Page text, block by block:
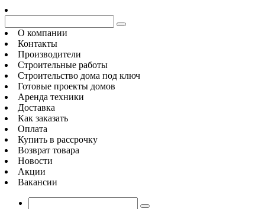
О компании
Контакты
Производители
Строительные работы
Строительство дома под ключ
Готовые проекты домов
Аренда техники
Доставка
Как заказать
Оплата
Купить в рассрочку
Возврат товара
Новости
Акции
Вакансии